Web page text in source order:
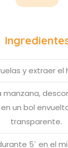
y extraer
manzana,
un bol
transparente.
5´ en el